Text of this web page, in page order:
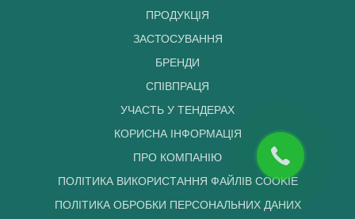
ПРОДУКЦІЯ
ЗАСТОСУВАННЯ
БРЕНДИ
СПІВПРАЦЯ
УЧАСТЬ У ТЕНДЕРАХ
КОРИСНА ІНФОРМАЦІЯ
ПРО КОМПАНІЮ
ПОЛІТИКА ВИКОРИСТАННЯ ФАЙЛІВ COOKIE
ПОЛІТИКА ОБРОБКИ ПЕРСОНАЛЬНИХ ДАНИХ